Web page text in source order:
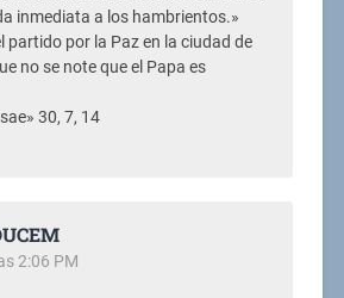
inmediata a los hambrientos.»
partido por la Paz en la ciudad de
no se note que el Papa es
30, 7, 14
2:06 PM